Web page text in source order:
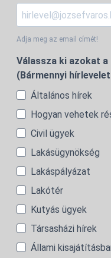
Adja meg az email címét!
Válassza ki azokat
(Bármennyi
Általános hírek
Hogyan vehetek
Civil ügyek
Lakásügynökség
Lakáspályázat
Lakótér
Kutyás ügyek
Társasházi hírek
Állami